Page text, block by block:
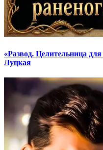
«Развод. Целительница
Луцкая